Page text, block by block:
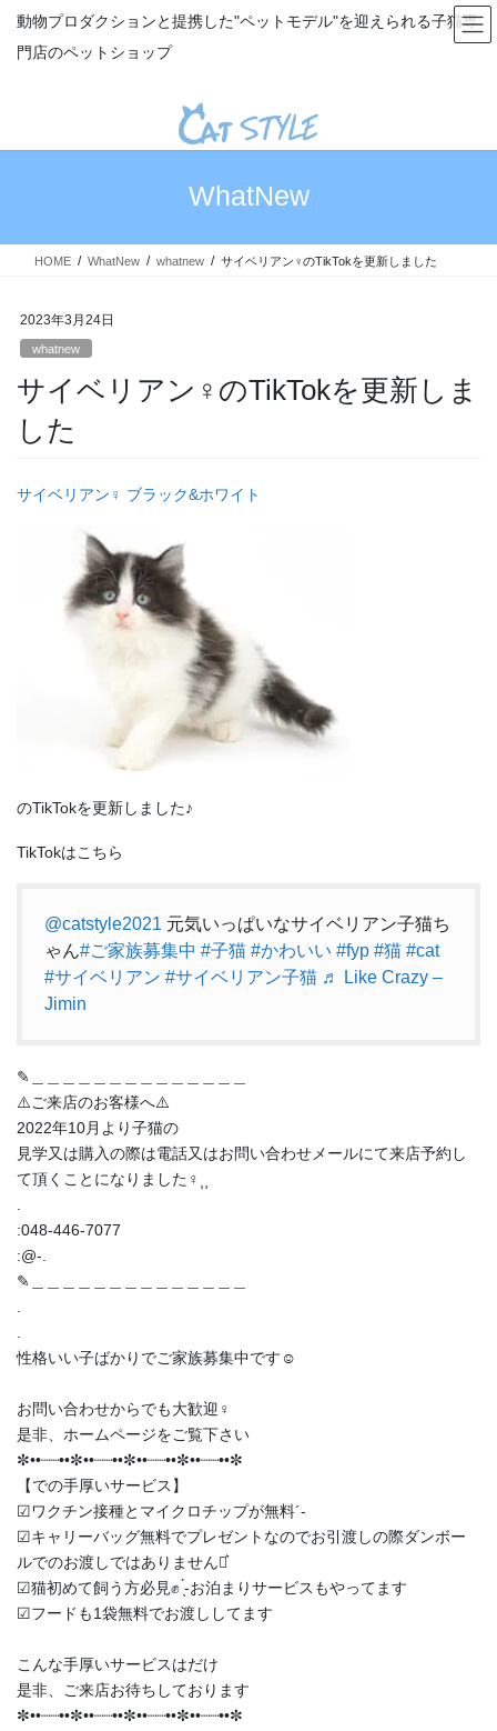
ス
ン
動物プロダクションと提携した"ペットモデル"を迎えられる子猫専
門店のペットショップ
WhatNew
HOME WhatNew whatnew サイベリアン♀のTikTokを更新しました
2023年3月24日
whatnew
サイベリアン♀のTikTokを更新しま
した
サイベリアン♀ ブラック&ホワイト
のTikTokを更新しました♪
TikTokはこちら
@catstyle2021 元気いっぱいなサイベリアン子猫ち
ゃん#ご家族募集中 #子猫 #かわいい #fyp #猫 #cat
#サイベリアン #サイベリアン子猫 ♬ Like Crazy –
Jimin
✎︎＿＿＿＿＿＿＿＿＿＿＿＿＿＿
⚠️ご来店のお客様へ⚠️
2022年10月より子猫の
見学又は購入の際は電話又はお問い合わせメールにて来店予約し
て頂くことになりました‍♀️⸒⸒
.
:048-446-7077
:@-.
✎︎＿＿＿＿＿＿＿＿＿＿＿＿＿＿
.
.
性格いい子ばかりでご家族募集中です☺️
お問い合わせからでも大歓迎‍♀️
是非、ホームページをご覧下さい
✼••┈┈••✼••┈┈••✼••┈┈••✼••┈┈••✼
【での手厚いサービス】
︎︎︎︎☑︎ワクチン接種とマイクロチップが無料︎´-
︎︎︎︎☑︎キャリーバッグ無料でプレゼントなのでお引渡しの際ダンボー
ルでのお渡しではありません‪⋆͛
︎︎︎︎☑︎猫初めて飼う方必見✊ ̖́-お泊まりサービスもやってます
︎︎︎︎☑︎フードも1袋無料でお渡ししてます
こんな手厚いサービスはだけ
是非、ご来店お待ちしております
✼••┈┈••✼••┈┈••✼••┈┈••✼••┈┈••✼